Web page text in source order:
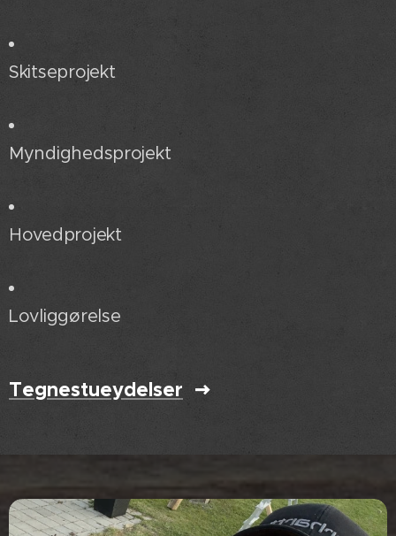
Skitseprojekt
Myndighedsprojekt
Hovedprojekt
Lovliggørelse
Tegnestueydelser